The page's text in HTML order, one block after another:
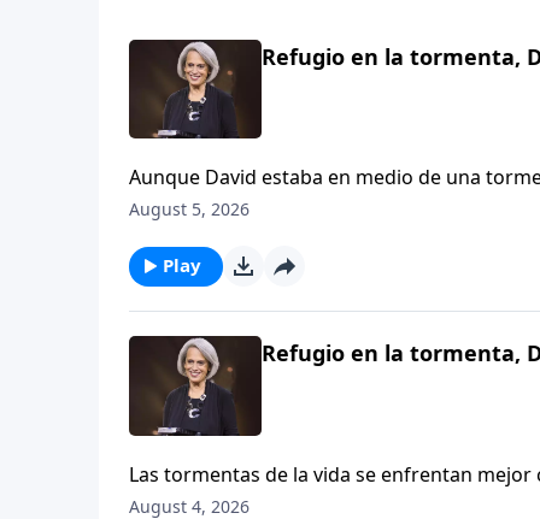
Refugio en la tormenta,
Aunque David estaba en medio de una
mantener un corazón en calma, él decidió
DeMoss Wolgemuth.
August 5, 2026
Play
Refugio en la tormenta,
Las tormentas de la vida se enfrentan
ama. Una de nuestras oyentes comparte
August 4, 2026